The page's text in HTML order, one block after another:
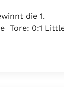
die 1.
Tore: 0:1